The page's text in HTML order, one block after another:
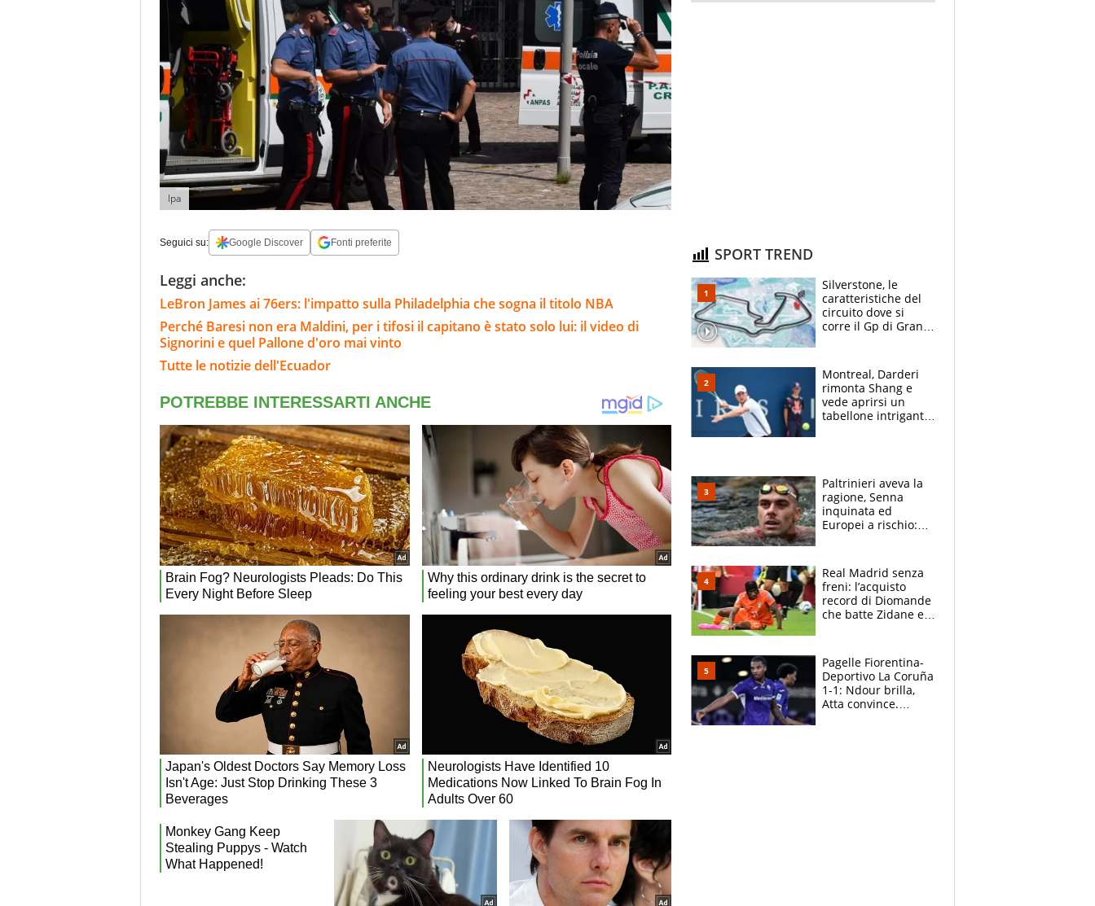
Ipa
Seguici su: Google Discover Fonti preferite
Leggi anche:
LeBron James ai 76ers: l'impatto sulla Philadelphia che sogna il titolo NBA
Perché Baresi non era Maldini, per i tifosi il capitano è stato solo lui: il video di
Signorini e quel Pallone d'oro mai vinto
Tutte le notizie dell'Ecuador
SPORT TREND
Silverstone, le
caratteristiche del
circuito dove si
corre il Gp di Gran
Montreal, Darderi
rimonta Shang e
vede aprirsi un
tabellone intrigante:
Paltrinieri aveva la
ragione, Senna
inquinata ed
Europei a rischio:
adesso
Real Madrid senza
freni: l’acquisto
record di Diomande
che batte Zidane e
Pagelle Fiorentina-
Deportivo La Coruña
1-1: Ndour brilla,
Atta convince.